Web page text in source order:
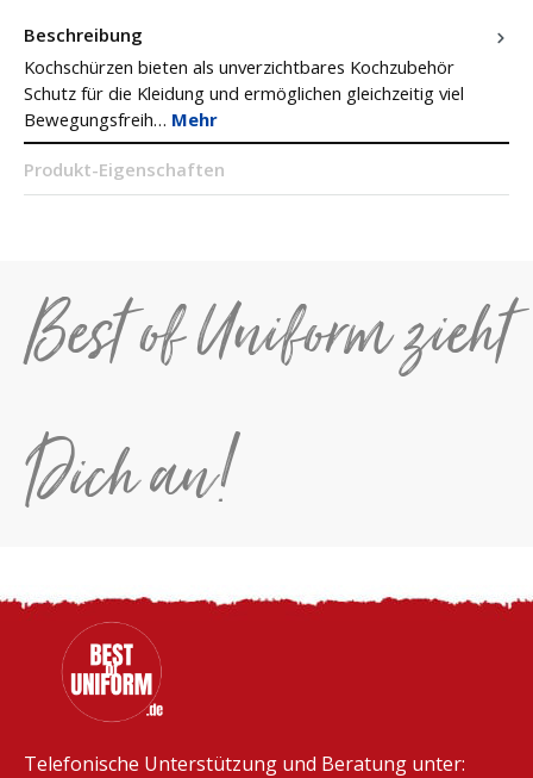
Beschreibung
Kochschürzen bieten als unverzichtbares Kochzubehör
Schutz für die Kleidung und ermöglichen gleichzeitig viel
Bewegungsfreih… Mehr
Produkt-Eigenschaften
Best of Uniform zieht
Dich an!
Telefonische Unterstützung und Beratung unter: